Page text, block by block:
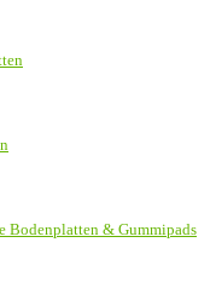
Bodenplatten & Gummipads